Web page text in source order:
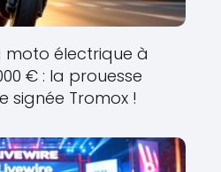
moto électrique à
€ : la prouesse
signée Tromox !